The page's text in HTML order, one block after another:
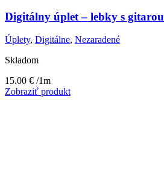
Digitálny úplet – lebky s gitarou
Úplety, Digitálne, Nezaradené
Skladom
15.00 € /1m
Zobraziť produkt